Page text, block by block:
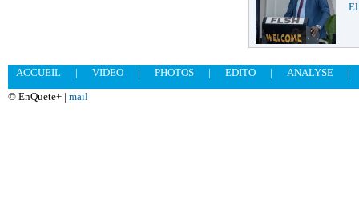
El
ACCUEIL | VIDEO | PHOTOS | EDITO | ANALYSE
|
© EnQuete+ | mail